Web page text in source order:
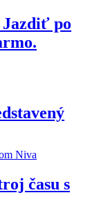
Jazdiť po
času s